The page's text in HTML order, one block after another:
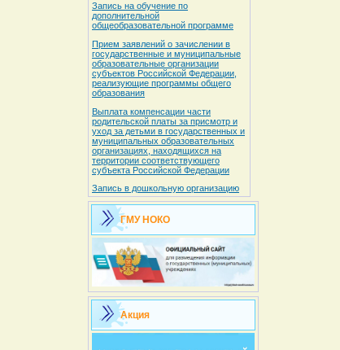
Запись на обучение по
дополнительной
общеобразовательной программе
Прием заявлений о зачислении в
государственные и муниципальные
образовательные организации
субъектов Российской Федерации,
реализующие программы общего
образования
Выплата компенсации части
родительской платы за присмотр и
уход за детьми в государственных и
муниципальных образовательных
организациях, находящихся на
территории соответствующего
субъекта Российской Федерации
Запись в дошкольную организацию
ГМУ НОКО
Акция